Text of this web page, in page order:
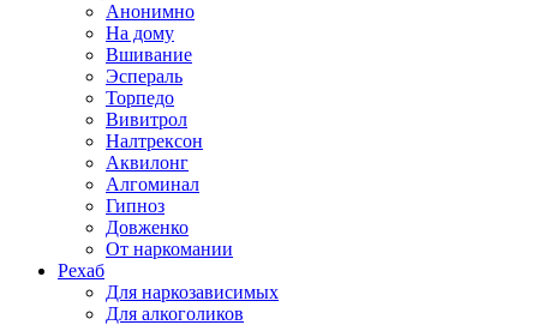
Анонимно
На дому
Вшивание
Эспераль
Торпедо
Вивитрол
Налтрексон
Аквилонг
Алгоминал
Гипноз
Довженко
От наркомании
Рехаб
Для наркозависимых
Для алкоголиков